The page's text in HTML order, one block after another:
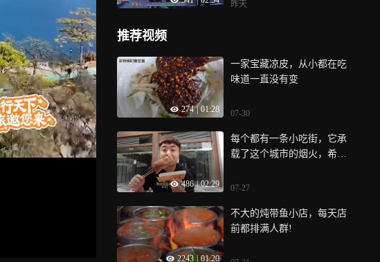
化史
昨天
推荐视频
274 | 01:28
一家宝藏凉皮，从小都在吃
味道一直没有变
07-30
486 | 02:29
每个都有一条小吃街，它承
载了这个城市的烟火，希望
07-27
2243 | 01:20
不大的炖带鱼小店，每天店
前都排满人群!